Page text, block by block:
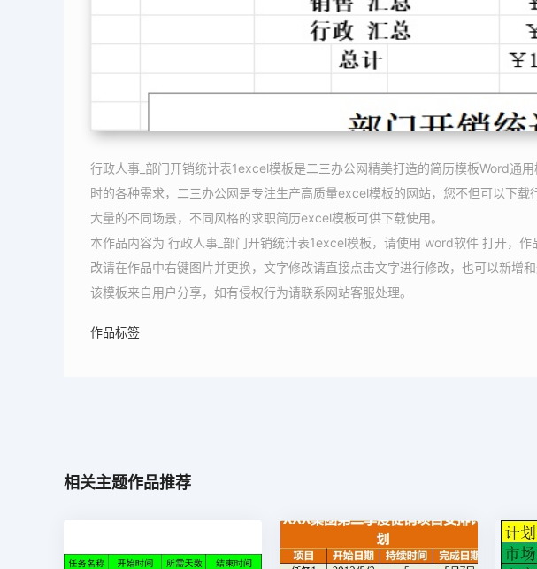
行政人事_部门开销统计表1excel模板是二三办公网精美打造的简历模板Word通
时的各种需求，二三办公网是专注生产高质量excel模板的网站，您不但可以下载
大量的不同场景，不同风格的求职简历excel模板可供下载使用。
本作品内容为 行政人事_部门开销统计表1excel模板，请使用 word软件 打开，
改请在作品中右键图片并更换，文字修改请直接点击文字进行修改，也可以新增和
该模板来自用户分享，如有侵权行为请联系网站客服处理。
作品标签
相关主题作品推荐